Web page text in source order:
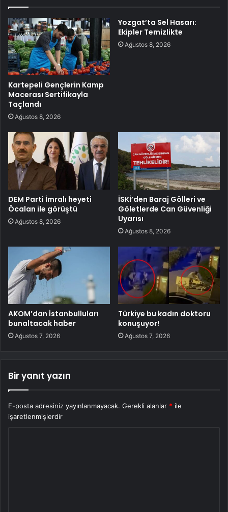
Kartepeli Gençlerin Kamp
Macerası Sertifikayla
Taçlandı
Ağustos 8, 2026
Yozgat’ta Sel Hasarı:
Ekipler Temizlikte
Ağustos 8, 2026
DEM Parti İmralı heyeti
Öcalan ile görüştü
Ağustos 8, 2026
İSKİ’den Baraj Gölleri ve
Göletlerde Can Güvenliği
Uyarısı
Ağustos 8, 2026
AKOM’dan İstanbulluları
bunaltacak haber
Ağustos 7, 2026
Türkiye bu kadın doktoru
konuşuyor!
Ağustos 7, 2026
Bir yanıt yazın
E-posta adresiniz yayınlanmayacak. Gerekli alanlar * ile
işaretlenmişlerdir